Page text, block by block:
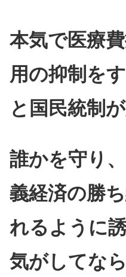
本気で医療
用の抑制を
と国民統制
誰かを守り
義経済の勝
れるように
気がしてなら